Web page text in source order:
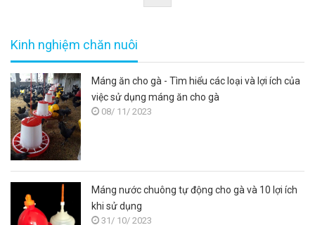
Kinh nghiệm chăn nuôi
Máng ăn cho gà - Tìm hiểu các loại và lợi ích của
việc sử dụng máng ăn cho gà
08/ 11/ 2023
Máng nước chuông tự động cho gà và 10 lợi ích
khi sử dụng
31/ 10/ 2023